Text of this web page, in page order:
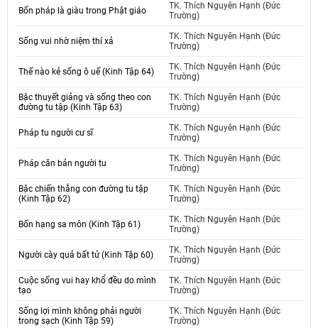
Bốn pháp là giàu trong Phật giáo
TK. Thích Nguyên Hạnh (Đức
Trường)
Sống vui nhờ niệm thí xả
TK. Thích Nguyên Hạnh (Đức
Trường)
Thế nào kẻ sống ô uế (Kinh Tập 64)
TK. Thích Nguyên Hạnh (Đức
Trường)
Bậc thuyết giảng và sống theo con
đường tu tập (Kinh Tập 63)
TK. Thích Nguyên Hạnh (Đức
Trường)
Pháp tu người cư sĩ
TK. Thích Nguyên Hạnh (Đức
Trường)
Pháp căn bản người tu
TK. Thích Nguyên Hạnh (Đức
Trường)
Bậc chiến thắng con đường tu tập
(Kinh Tập 62)
TK. Thích Nguyên Hạnh (Đức
Trường)
Bốn hạng sa môn (Kinh Tập 61)
TK. Thích Nguyên Hạnh (Đức
Trường)
Người cày quả bất tử (Kinh Tập 60)
TK. Thích Nguyên Hạnh (Đức
Trường)
Cuộc sống vui hay khổ đều do mình
tạo
TK. Thích Nguyên Hạnh (Đức
Trường)
Sống lợi mình không phải người
trong sạch (Kinh Tập 59)
TK. Thích Nguyên Hạnh (Đức
Trường)